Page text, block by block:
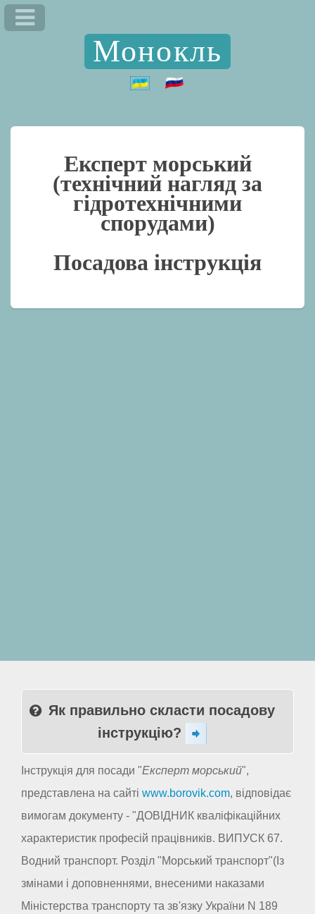
Монокль
Експерт морський
(технічний нагляд за
гідротехнічними
спорудами)
Посадова інструкція
Як правильно скласти посадову
інструкцію?
Інструкція для посади "Експерт морський",
представлена на сайті www.borovik.com, відповідає
вимогам документу - "ДОВІДНИК кваліфікаційних
характеристик професій працівників. ВИПУСК 67.
Водний транспорт. Розділ "Морський транспорт"(Із
змінами і доповненнями, внесеними наказами
Міністерства транспорту та зв'язку України N 189